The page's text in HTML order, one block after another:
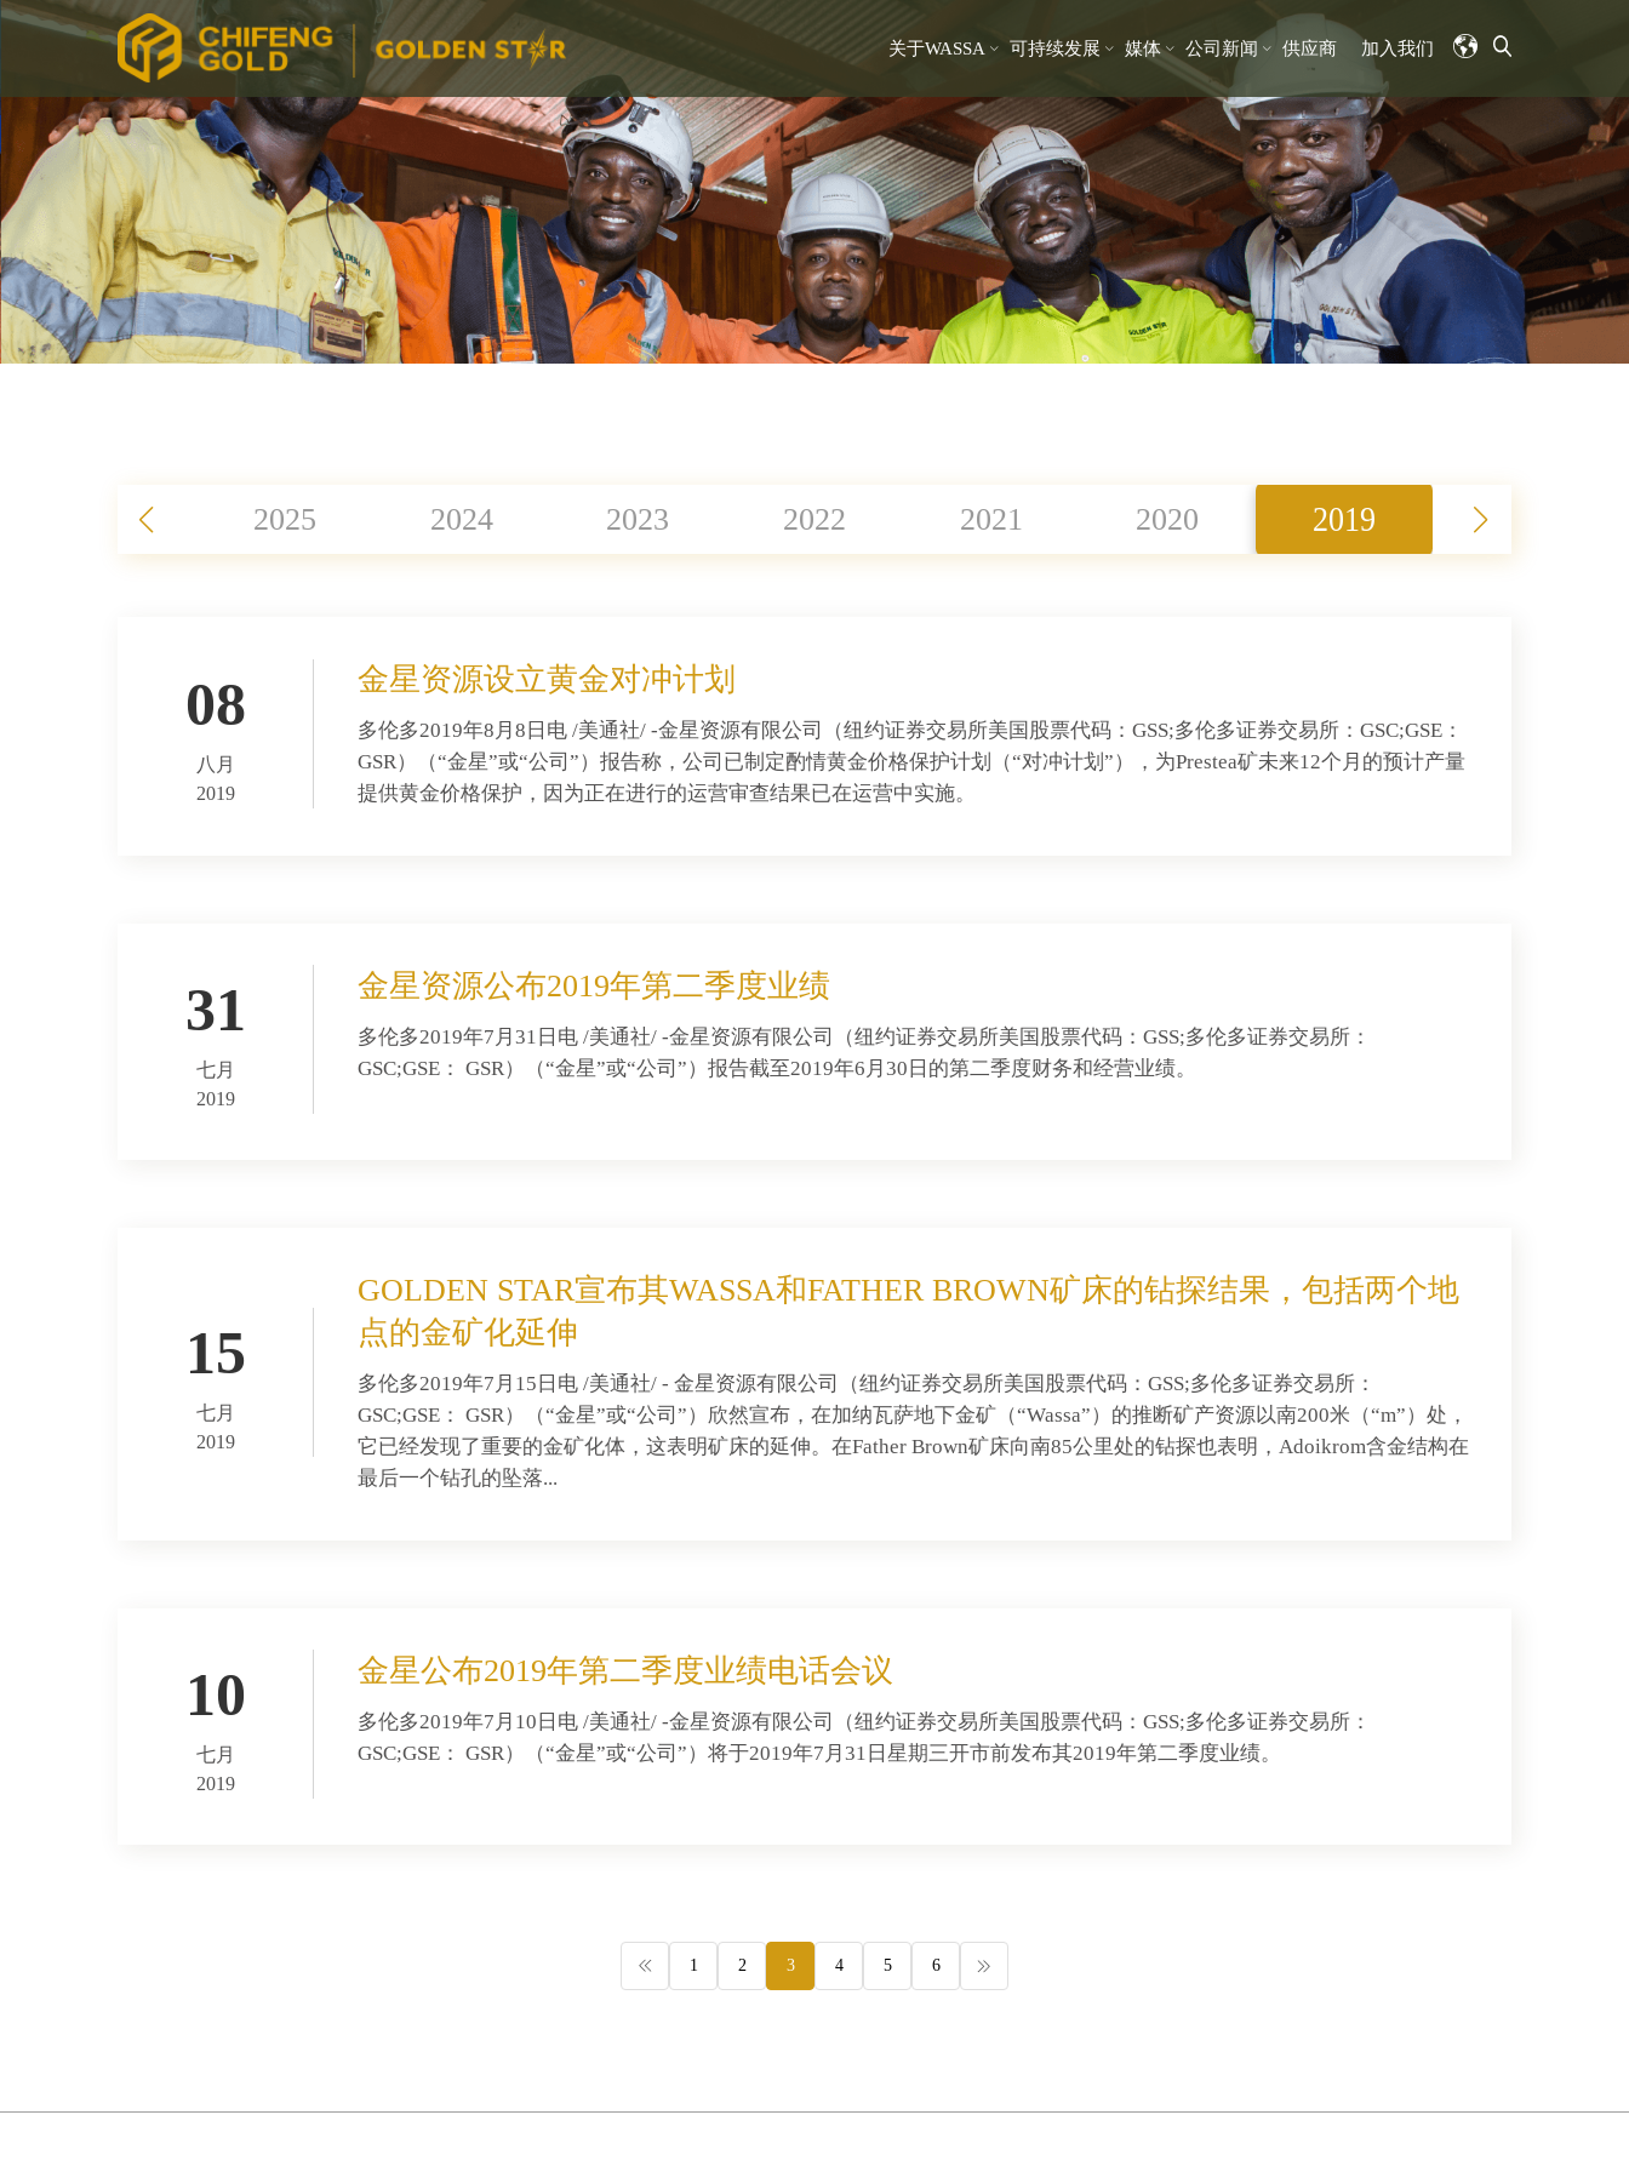
关于WASSA 可持续发展 媒体 公司新闻 供应商 加入我们
2025 2024 2023 2022 2021 2020 2019
08
八月
2019
金星资源设立黄金对冲计划
多伦多2019年8月8日电 /美通社/ -金星资源有限公司（纽约证券交易所美国股票代码：GSS;多伦多证券交易所：GSC;GSE：
GSR）（“金星”或“公司”）报告称，公司已制定酌情黄金价格保护计划（“对冲计划”），为Prestea矿未来12个月的预计产量
提供黄金价格保护，因为正在进行的运营审查结果已在运营中实施。
31
七月
2019
金星资源公布2019年第二季度业绩
多伦多2019年7月31日电 /美通社/ -金星资源有限公司（纽约证券交易所美国股票代码：GSS;多伦多证券交易所：
GSC;GSE： GSR）（“金星”或“公司”）报告截至2019年6月30日的第二季度财务和经营业绩。
15
七月
2019
GOLDEN STAR宣布其WASSA和FATHER BROWN矿床的钻探结果，包括两个地
点的金矿化延伸
多伦多2019年7月15日电 /美通社/ - 金星资源有限公司（纽约证券交易所美国股票代码：GSS;多伦多证券交易所：
GSC;GSE： GSR）（“金星”或“公司”）欣然宣布，在加纳瓦萨地下金矿（“Wassa”）的推断矿产资源以南200米（“m”）处，
它已经发现了重要的金矿化体，这表明矿床的延伸。在Father Brown矿床向南85公里处的钻探也表明，Adoikrom含金结构在
最后一个钻孔的坠落...
10
七月
2019
金星公布2019年第二季度业绩电话会议
多伦多2019年7月10日电 /美通社/ -金星资源有限公司（纽约证券交易所美国股票代码：GSS;多伦多证券交易所：
GSC;GSE： GSR）（“金星”或“公司”）将于2019年7月31日星期三开市前发布其2019年第二季度业绩。
1 2 3 4 5 6